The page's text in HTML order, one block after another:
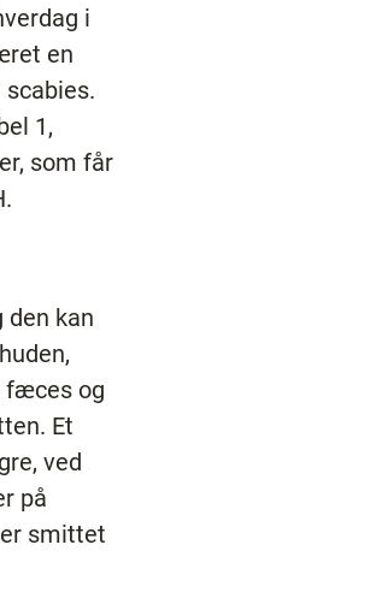
i
en
1,
som får
den kan
fæces og
Et
ved
på
smittet